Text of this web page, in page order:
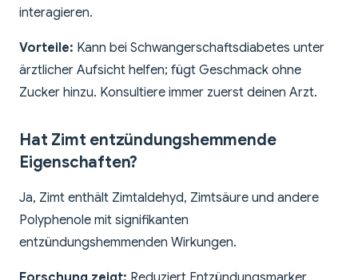
interagieren.
Vorteile: Kann bei Schwangerschaftsdiabetes unter
ärztlicher Aufsicht helfen; fügt Geschmack ohne
Zucker hinzu. Konsultiere immer zuerst deinen Arzt.
Hat Zimt entzündungshemmende
Eigenschaften?
Ja, Zimt enthält Zimtaldehyd, Zimtsäure und andere
Polyphenole mit signifikanten
entzündungshemmenden Wirkungen.